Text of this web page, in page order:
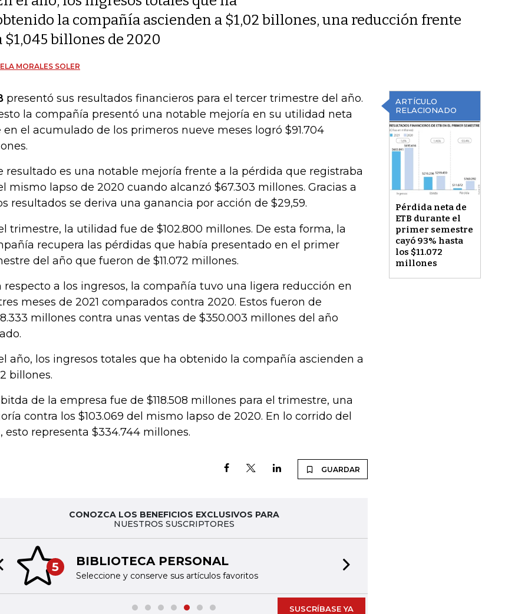
la compañía ascienden a $1,02 billones, una reducción frente
$1,045 billones de 2020
MORALES SOLER
ARTÍCULO
RELACIONADO
Pérdida neta de
ETB durante el
primer semestre
cayó 93% hasta
los $11.072
millones
presentó sus resultados financieros para el tercer trimestre del año.
la compañía presentó una notable mejoría en su utilidad neta
en el acumulado de los primeros nueve meses logró $91.704
resultado es una notable mejoría frente a la pérdida que registraba
mismo lapso de 2020 cuando alcanzó $67.303 millones. Gracias a
resultados se deriva una ganancia por acción de $29,59.
trimestre, la utilidad fue de $102.800 millones. De esta forma, la
recupera las pérdidas que había presentado en el primer
del año que fueron de $11.072 millones.
respecto a los ingresos, la compañía tuvo una ligera reducción en
meses de 2021 comparados contra 2020. Estos fueron de
millones contra unas ventas de $350.003 millones del año
año, los ingresos totales que ha obtenido la compañía ascienden a
billones.
de la empresa fue de $118.508 millones para el trimestre, una
contra los $103.069 del mismo lapso de 2020. En lo corrido del
esto representa $334.744 millones.
GUARDAR
CONOZCA LOS BENEFICIOS EXCLUSIVOS PARA
NUESTROS SUSCRIPTORES
5 BIBLIOTECA PERSONAL
Seleccione y conserve sus artículos favoritos
slide
SUSCRÍBASE YA